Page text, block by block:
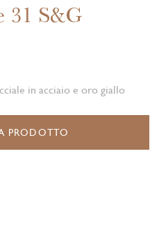
31 S&G
in acciaio e oro giallo
PRODOTTO